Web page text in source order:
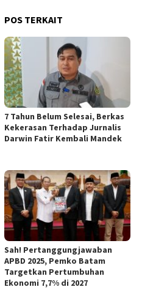
POS TERKAIT
7 Tahun Belum Selesai, Berkas
Kekerasan Terhadap Jurnalis
Darwin Fatir Kembali Mandek
Sah! Pertanggungjawaban
APBD 2025, Pemko Batam
Targetkan Pertumbuhan
Ekonomi 7,7% di 2027